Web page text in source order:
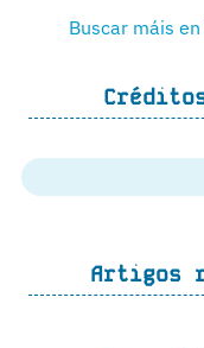
Buscar máis en
Artigos